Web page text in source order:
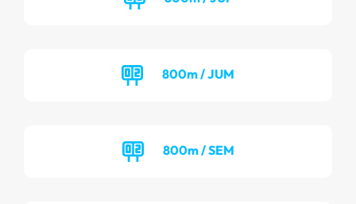
800m / JUM
800m / SEM